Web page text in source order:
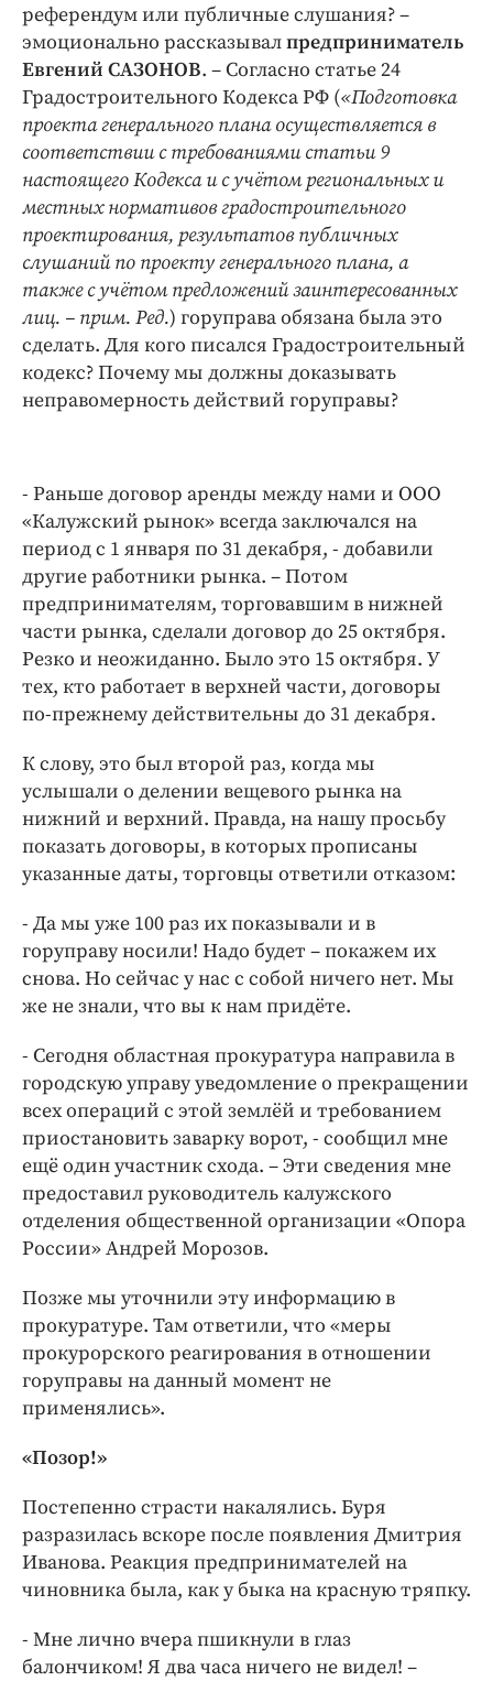
референдум или публичные слушания? –
эмоционально рассказывалпредприниматель
Евгений САЗОНОВ. – Согласно статье 24
Градостроительного Кодекса РФ («Подготовка
проекта генерального плана осуществляется в
соответствии с требованиями статьи 9
настоящего Кодекса и с учётом региональных и
местных нормативов градостроительного
проектирования, результатов публичных
слушаний по проекту генерального плана, а
также с учётом предложений заинтересованных
лиц. – прим. Ред.) горуправа обязана была это
сделать. Для кого писался Градостроительный
кодекс? Почему мы должны доказывать
неправомерность действий горуправы?
- Раньше договор аренды между нами и ООО
«Калужский рынок» всегда заключался на
период с 1 января по 31 декабря, - добавили
другие работники рынка. – Потом
предпринимателям, торговавшим в нижней
части рынка, сделали договор до 25 октября.
Резко и неожиданно. Было это 15 октября. У
тех, кто работает в верхней части, договоры
по-прежнему действительны до 31 декабря.
К слову, это был второй раз, когда мы
услышали о делении вещевого рынка на
нижний и верхний. Правда, на нашу просьбу
показать договоры, в которых прописаны
указанные даты, торговцы ответили отказом:
- Да мы уже 100 раз их показывали и в
горуправу носили! Надо будет – покажем их
снова. Но сейчас у нас с собой ничего нет. Мы
же не знали, что вы к нам придёте.
- Сегодня областная прокуратура направила в
городскую управу уведомление о прекращении
всех операций с этой землёй и требованием
приостановить заварку ворот, - сообщил мне
ещё один участник схода. – Эти сведения мне
предоставил руководитель калужского
отделения общественной организации «Опора
России» Андрей Морозов.
Позже мы уточнили эту информацию в
прокуратуре. Там ответили, что «меры
прокурорского реагирования в отношении
горуправы на данный момент не
применялись».
«Позор!»
Постепенно страсти накалялись. Буря
разразилась вскоре после появления Дмитрия
Иванова. Реакция предпринимателей на
чиновника была, как у быка на красную тряпку.
- Мне лично вчера пшикнули в глаз
балончиком! Я два часа ничего не видел! –